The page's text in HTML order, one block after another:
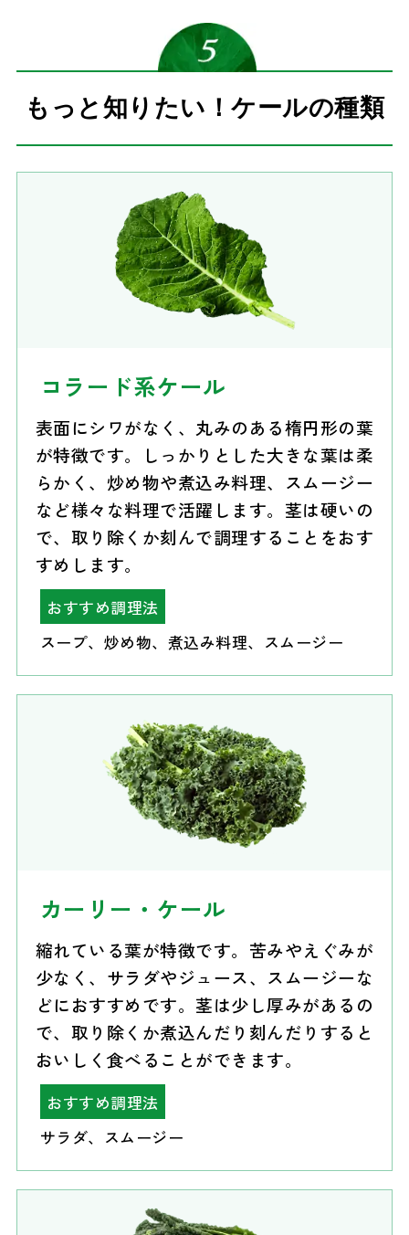
もっと知りたい！ケールの種類
コラード系ケール
表面にシワがなく、丸みのある楕円形の葉
が特徴です。しっかりとした大きな葉は柔
らかく、炒め物や煮込み料理、スムージー
など様々な料理で活躍します。茎は硬いの
で、取り除くか刻んで調理することをおす
すめします。
おすすめ調理法
スープ、炒め物、煮込み料理、スムージー
カーリー・ケール
縮れている葉が特徴です。苦みやえぐみが
少なく、サラダやジュース、スムージーな
どにおすすめです。茎は少し厚みがあるの
で、取り除くか煮込んだり刻んだりすると
おいしく食べることができます。
おすすめ調理法
サラダ、スムージー